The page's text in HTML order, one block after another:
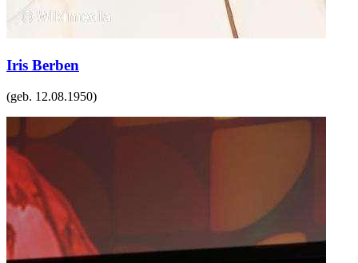
Iris Berben
(geb. 12.08.1950)